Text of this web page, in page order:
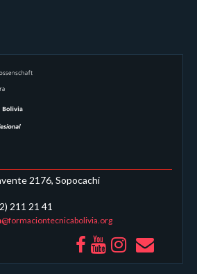
2176, Sopocachi
211 21 41
@formaciontecnicabolivia.org